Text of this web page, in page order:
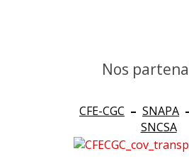
Nos
CFE-CGC – SNAPA
SNCSA